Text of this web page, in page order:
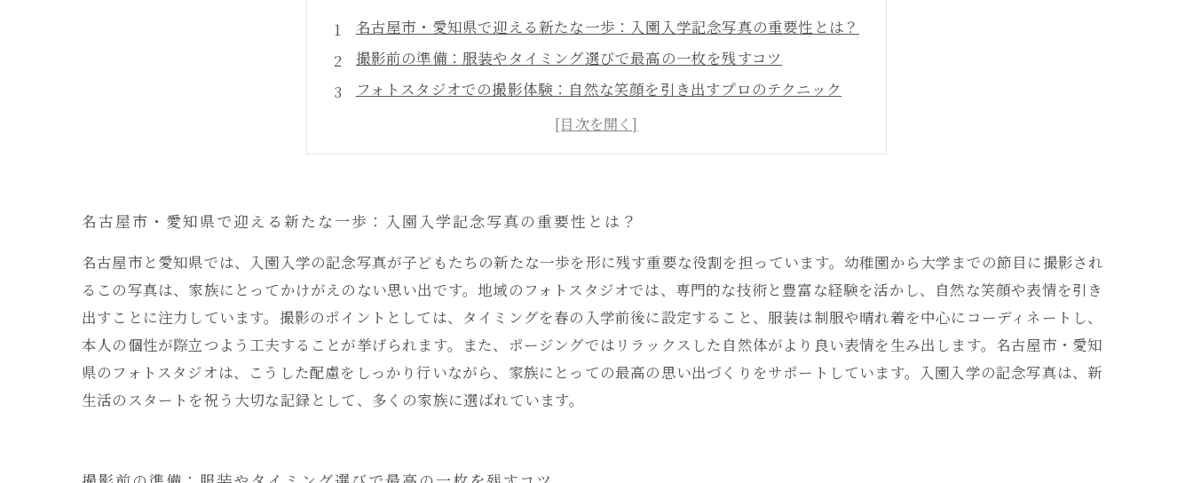
名古屋市・愛知県で迎える新たな一歩：入園入学記念写真の重要性とは？
撮影前の準備：服装やタイミング選びで最高の一枚を残すコツ
フォトスタジオでの撮影体験：自然な笑顔を引き出すプロのテクニック
家族の絆を深める瞬間：記念写真がもたらす感動のストーリー
思い出を未来へつなぐ：名古屋市・愛知県で撮る入園入学記念写真まとめ
大学入学の記念写真で押さえておきたいポイントと最新トレンド
名古屋市・愛知県で迎える新たな一歩：入園入学記念写真の重要性とは？
名古屋市と愛知県では、入園入学の記念写真が子どもたちの新たな一歩を形に残す重要な役割を担っています。幼稚園から大学までの節目に撮影され
るこの写真は、家族にとってかけがえのない思い出です。地域のフォトスタジオでは、専門的な技術と豊富な経験を活かし、自然な笑顔や表情を引き
出すことに注力しています。撮影のポイントとしては、タイミングを春の入学前後に設定すること、服装は制服や晴れ着を中心にコーディネートし、
本人の個性が際立つよう工夫することが挙げられます。また、ポージングではリラックスした自然体がより良い表情を生み出します。名古屋市・愛知
県のフォトスタジオは、こうした配慮をしっかり行いながら、家族にとっての最高の思い出づくりをサポートしています。入園入学の記念写真は、新
生活のスタートを祝う大切な記録として、多くの家族に選ばれています。